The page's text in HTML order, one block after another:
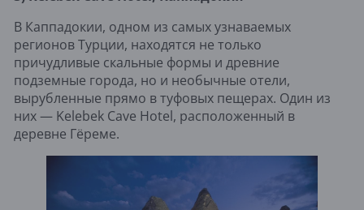
В Каппадокии, одном из самых узнаваемых
регионов Турции, находятся не только
причудливые скальные формы и древние
подземные города, но и необычные отели,
вырубленные прямо в туфовых пещерах. Один из
них — Kelebek Cave Hotel, расположенный в
деревне Гёреме.